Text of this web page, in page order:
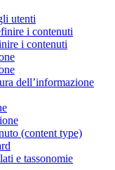
utenti
i contenuti
i contenuti
dell’informazione
(content type)
e tassonomie